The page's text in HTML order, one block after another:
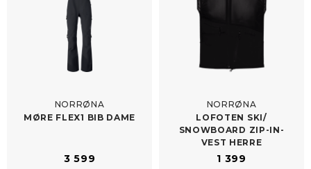
NORRØNA
MØRE FLEX1 BIB DAME
3 599
NORRØNA
LOFOTEN SKI/​
SNOWBOARD ZIP-​IN-
VEST HERRE
1 399